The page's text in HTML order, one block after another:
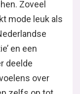
Zoveel
mode leuk als
en een
deelde
over